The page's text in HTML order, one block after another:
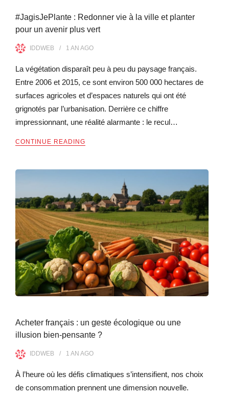
#JagisJePlante : Redonner vie à la ville et planter
pour un avenir plus vert
IDDWEB 1 AN AGO
La végétation disparaît peu à peu du paysage français.
Entre 2006 et 2015, ce sont environ 500 000 hectares de
surfaces agricoles et d’espaces naturels qui ont été
grignotés par l’urbanisation. Derrière ce chiffre
impressionnant, une réalité alarmante : le recul…
CONTINUE READING
Acheter français : un geste écologique ou une
illusion bien-pensante ?
IDDWEB 1 AN AGO
À l’heure où les défis climatiques s’intensifient, nos choix
de consommation prennent une dimension nouvelle.